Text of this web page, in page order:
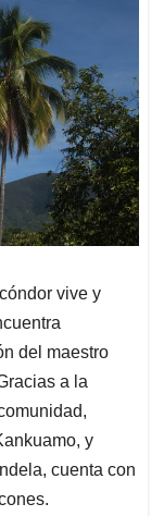
vive y
del maestro
a la
y
cuenta con